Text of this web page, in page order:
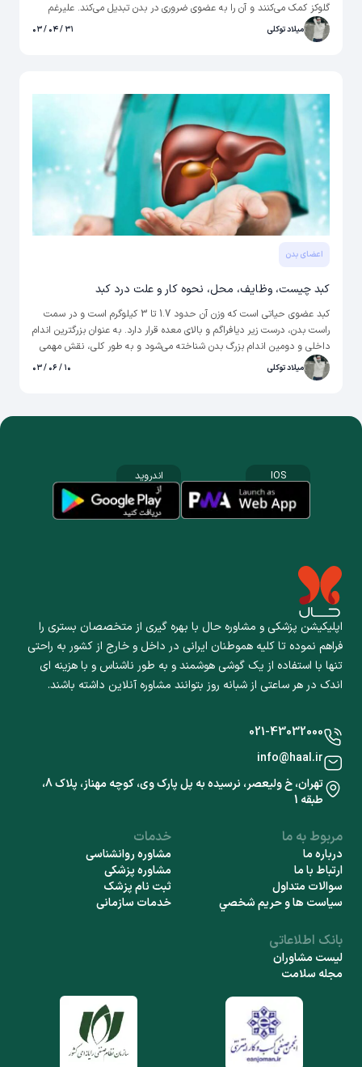
گلوکز کمک می‌کنند و آن را به عضوی ضروری در بدن تبدیل می‌کند. علیرغم
اهمیت آن، بسیاری از مردم با عملکرد پانکراس و اهمیت آن آشنا نیستند. در
این مقاله، ما به دنیای عملکرد پانکراس می‌پردازیم، کارهایی که لوزالمعده انجام
میلاد توکلی ۳۱ / ۰۴ / ۰۳
اعضای بدن
کبد چیست، وظایف، محل، نحوه کار و علت درد کبد
کبد عضوی حیاتی است که وزن آن حدود 1.7 تا 3 کیلوگرم است و در سمت
راست بدن، درست زیر دیافراگم و بالای معده قرار دارد. به عنوان بزرگترین اندام
داخلی و دومین اندام بزرگ بدن شناخته می‌شود و به طور کلی، نقش مهمی
در حفظ سلامت کلی ما ایفا می‌کند. سلول‌های کبدی که حدود 60 درصد از
بافت کبد را تشکیل می‌دهند، سلول‌هایی هستند که عملکردهای متابولیکی و
میلاد توکلی ۱۰ / ۰۶ / ۰۳
اپلیکیشن پزشکی و مشاوره حال با بهره گیری از متخصصان بستری را
فراهم نموده تا کلیه هموطنان ایرانی در داخل و خارج از کشور به راحتی
تنها با استفاده از یک گوشی هوشمند و به طور ناشناس و با هزینه ای
اندک در هر ساعتی از شبانه روز بتوانند مشاوره آنلاین داشته باشند.
IOS اندروید
مربوط به ما
درباره ما
ارتباط با ما
سوالات متداول
سياست ها و حريم شخصي
خدمات
مشاوره روانشناسی
مشاوره پزشکی
ثبت نام پزشک
خدمات سازمانی
بانک اطلاعاتی
لیست مشاوران
مجله سلامت
021-43032000
info@haal.ir
تهران، خ ولیعصر، نرسیده به پل پارک وی، کوچه مهناز، پلاک 8،
طبقه 1